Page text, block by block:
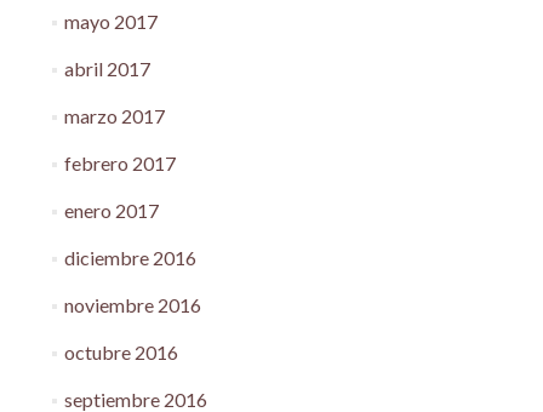
mayo 2017
abril 2017
marzo 2017
febrero 2017
enero 2017
diciembre 2016
noviembre 2016
octubre 2016
septiembre 2016